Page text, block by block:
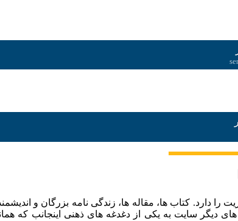
کتاب ها، مقاله ها، زندگی نامه بزرگان و
سایت به یکی از دغدغه های ذهنی اینجانب که